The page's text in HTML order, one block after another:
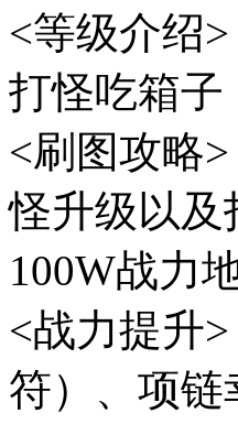
<等级介绍
打怪吃箱子
<刷图攻略
怪升级以及
100W战力
<战力提升
符）、项链